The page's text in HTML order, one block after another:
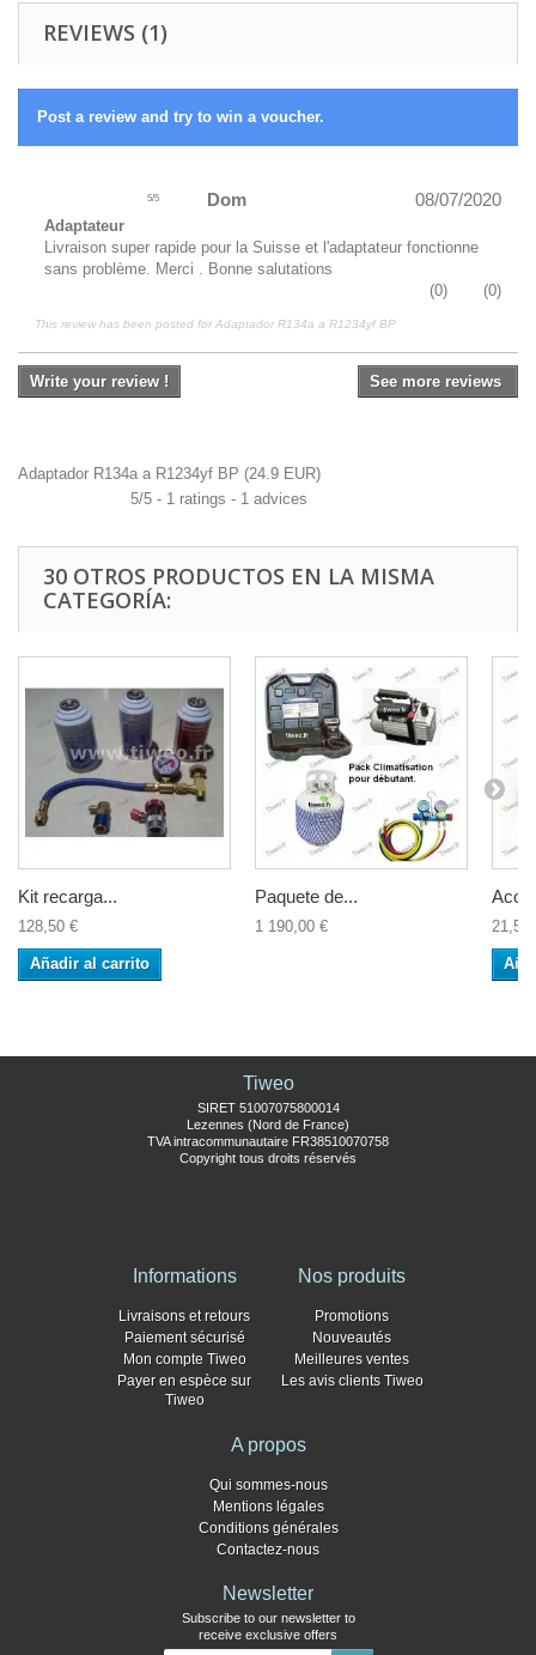
REVIEWS (1)
Post a review and try to win a voucher.
5/5 08/07/2020
Dom
Adaptateur
Livraison super rapide pour la Suisse et l'adaptateur fonctionne
sans problème. Merci . Bonne salutations
(0)
(0)
This review has been posted forAdaptador R134a a R1234yf BP
Write your review ! See more reviews
Adaptador R134a a R1234yf BP (24.9 EUR)
5/5 - 1 ratings - 1 advices
30 OTROS PRODUCTOS EN LA MISMA
CATEGORÍA:
Kit recarga...
128,50 €
Añadir al carrito
Paquete de...
1 190,00 € 21,50
Tiweo
SIRET 51007075800014
Lezennes (Nord de France)
TVA intracommunautaire FR38510070758
Copyright tous droits réservés
Informations
Livraisons et retours
Paiement sécurisé
Mon compte Tiweo
Payer en espèce sur
Tiweo
Nos produits
Promotions
Nouveautés
Meilleures ventes
Les avis clients Tiweo
A propos
Qui sommes-nous
Mentions légales
Conditions générales
Contactez-nous
Newsletter
Subscribe to our newsletter to
receive exclusive offers